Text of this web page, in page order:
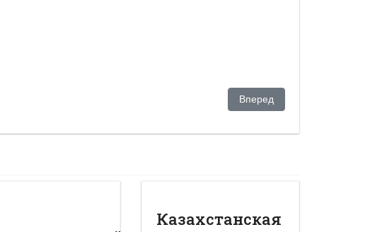
демонтировать имеющуюся систему и построить парламентскую
Следующий: Oтчет о
Вперед
Казахстанская